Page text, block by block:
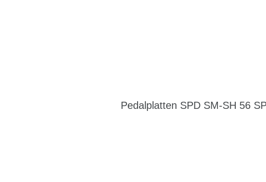
Pedalplatten SPD SM-SH 56